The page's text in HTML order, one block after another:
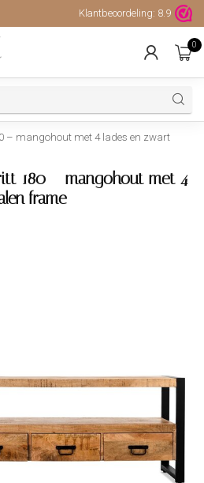
Hoge kwaliteit, uitstekende
Klantbeoordeling: 8.9
0
– mangohout met 4 lades en zwart
180 – mangohout met 4
frame